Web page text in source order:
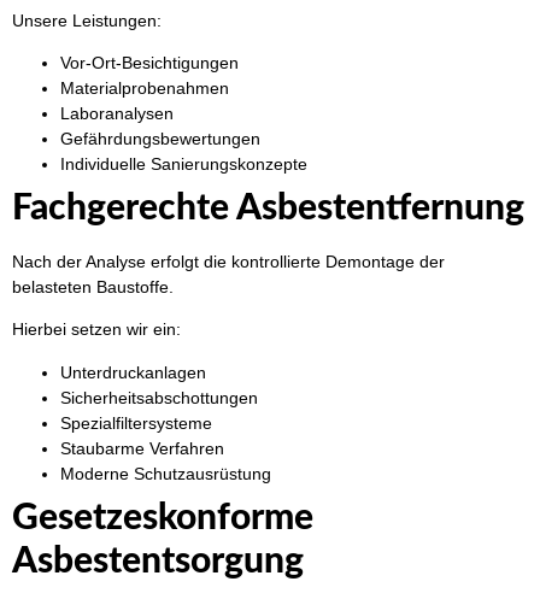
Unsere Leistungen:
Vor-Ort-Besichtigungen
Materialprobenahmen
Laboranalysen
Gefährdungsbewertungen
Individuelle Sanierungskonzepte
Fachgerechte Asbestentfernung
Nach der Analyse erfolgt die kontrollierte Demontage der
belasteten Baustoffe.
Hierbei setzen wir ein:
Unterdruckanlagen
Sicherheitsabschottungen
Spezialfiltersysteme
Staubarme Verfahren
Moderne Schutzausrüstung
Gesetzeskonforme
Asbestentsorgung